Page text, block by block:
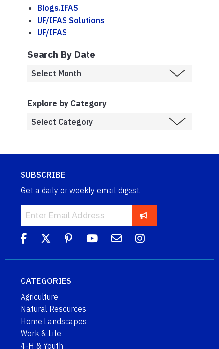
Blogs.IFAS
UF/IFAS Solutions
UF/IFAS
Search By Date
Explore by Category
SUBSCRIBE
Get a daily or weekly email digest.
CATEGORIES
Agriculture
Natural Resources
Home Landscapes
Work & Life
4-H & Youth